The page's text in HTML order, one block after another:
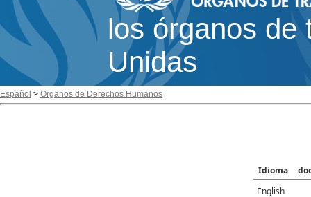
los órganos de
Unidas
Español > Organos de Derechos Humanos
Idioma
English